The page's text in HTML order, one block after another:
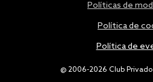
@ 2006-2026 Club
Políticas de
Política de
Política de